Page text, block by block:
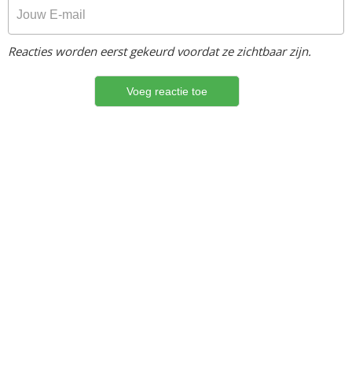
Reacties worden eerst gekeurd voordat ze zichtbaar zijn.